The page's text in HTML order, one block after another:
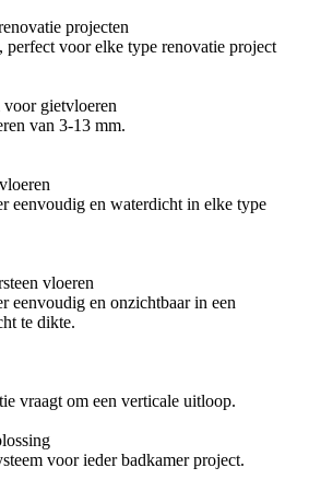
projecten
perfect voor elke type renovatie project
voor gietvloeren
van 3-13 mm.
eenvoudig en waterdicht in elke type
vloeren
eenvoudig en onzichtbaar in een
te dikte.
vraagt om een verticale uitloop.
voor ieder badkamer project.